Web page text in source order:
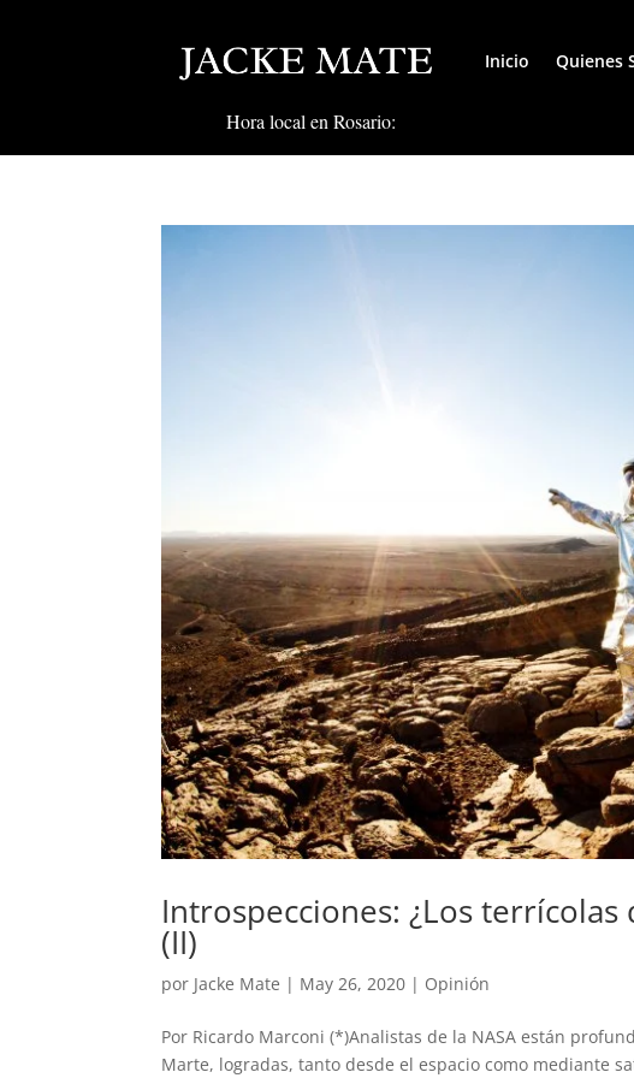
Inicio Quienes
Hora local en Rosario:
Introspecciones: ¿Los
(II)
por Jacke Mate | May 26, 2020 | Opinión
Por Ricardo Marconi (*)Analistas de la NASA están
Marte, logradas, tanto desde el espacio como mediante